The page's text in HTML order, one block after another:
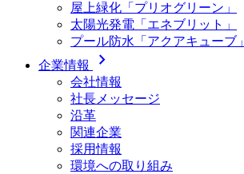
屋上緑化「プリオグリーン」
太陽光発電「エネブリット」
プール防水「アクアキューブ」
企業情報
chevron_right
会社情報
社長メッセージ
沿革
関連企業
採用情報
環境への取り組み